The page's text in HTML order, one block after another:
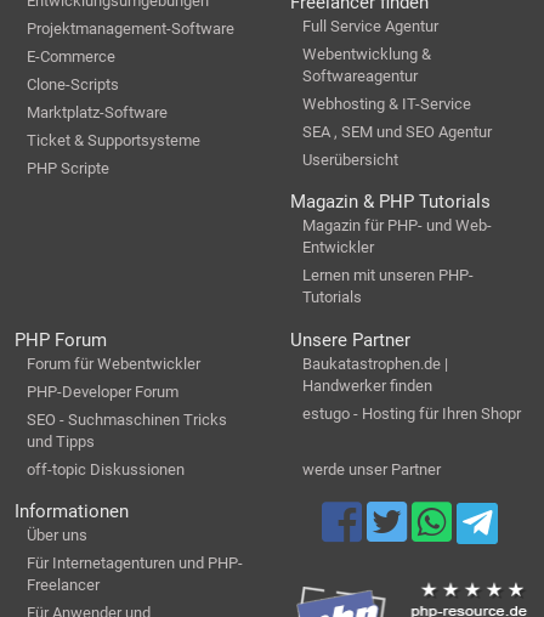
Projektmanagement-Software
E-Commerce
Clone-Scripts
Marktplatz-Software
Ticket & Supportsysteme
PHP Scripte
Full Service Agentur
Webentwicklung &
Softwareagentur
Webhosting & IT-Service
SEA , SEM und SEO Agentur
Userübersicht
Magazin & PHP Tutorials
Magazin für PHP- und Web-
Entwickler
Lernen mit unseren PHP-
Tutorials
PHP Forum
Forum für Webentwickler
PHP-Developer Forum
SEO - Suchmaschinen Tricks
und Tipps
off-topic Diskussionen
Unsere Partner
Baukatastrophen.de |
Handwerker finden
estugo - Hosting für Ihren Shopr
werde unser Partner
Informationen
Über uns
Für Internetagenturen und PHP-
Freelancer
Für Anwender und